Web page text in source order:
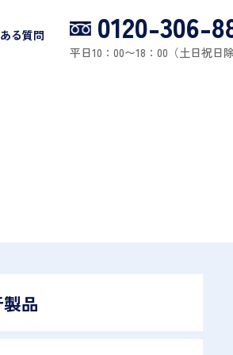
る質問 0120-306-
平日10：00〜18：00（土日祝日除
品